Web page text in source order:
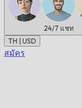
24/7 แชท
TH | USD
สมัคร